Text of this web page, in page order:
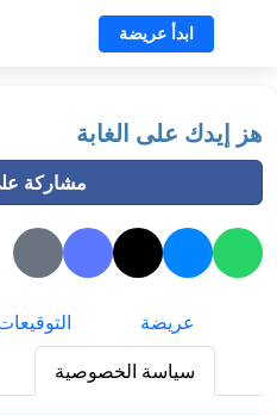
ابدأ عريضة
هز إيدك على الغابة
مشاركة
عريضة
سياسة الخصوصية